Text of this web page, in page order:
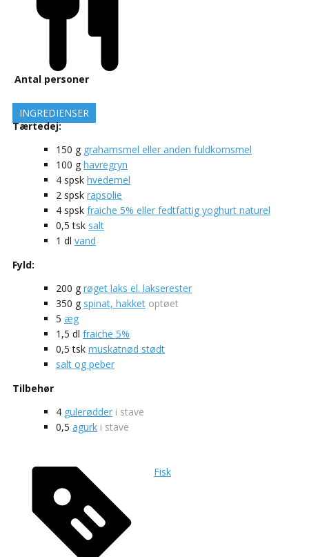
Antal personer
INGREDIENSER
Tærtedej:
150 g grahamsmel eller anden fuldkornsmel
100 g havregryn
4 spsk hvedemel
2 spsk rapsolie
4 spsk fraiche 5% eller fedtfattig yoghurt naturel
0,5 tsk salt
1 dl vand
Fyld:
200 g røget laks el. lakserester
350 g spinat, hakket optøet
5 æg
1,5 dl fraiche 5%
0,5tsk muskatnød stødt
salt og peber
Tilbehør
4 gulerødder i stave
0,5 agurk i stave
Fisk